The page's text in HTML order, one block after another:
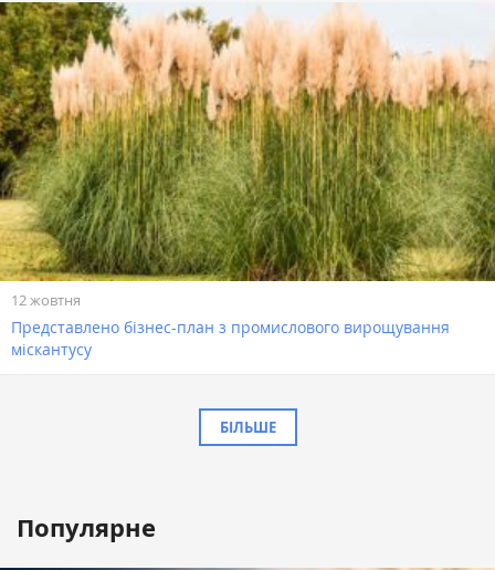
12 жовтня
Представлено бізнес-план з промислового вирощування
міскантусу
БІЛЬШЕ
Популярне